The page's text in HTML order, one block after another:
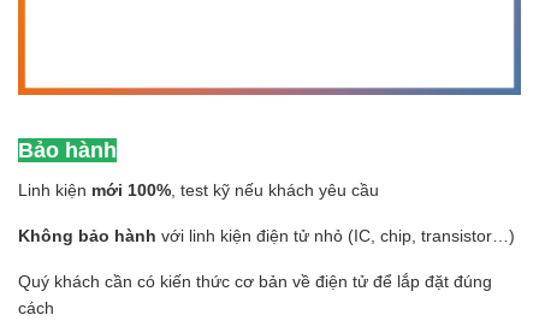
Bảo hành
Linh kiện mới 100% , test kỹ nếu khách yêu cầu
Không bảo hành với linh kiện điện tử nhỏ (IC, chip, transistor…)
Quý khách cần có kiến thức cơ bản về điện tử để lắp đặt đúng
cách